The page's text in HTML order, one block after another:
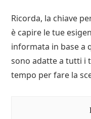
Ricorda, la chiave
è capire le tue
informata in base a
sono adatte a tutti i
tempo per fare la